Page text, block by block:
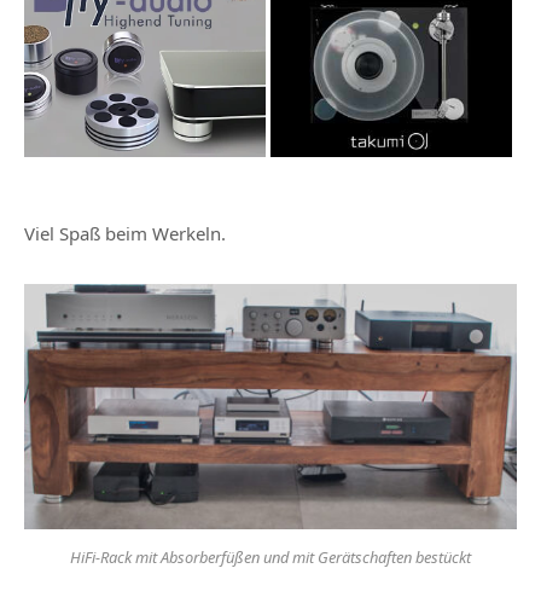
Viel Spaß beim Werkeln.
HiFi-Rack mit Absorberfüßen und mit Gerätschaften bestückt